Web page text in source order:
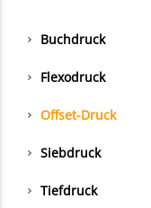
Buchdruck
Flexodruck
Offset-Druck
Siebdruck
Tiefdruck